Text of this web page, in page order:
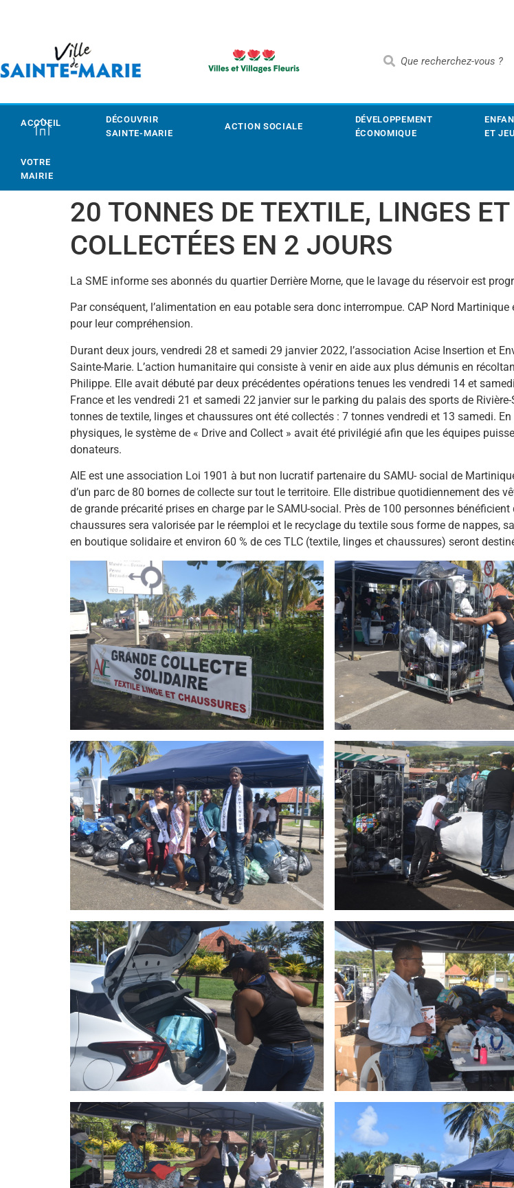
ACCUEIL
DÉCOUVRIR
SAINTE-MARIE
ACTION SOCIALE
DÉVELOPPEMENT
ÉCONOMIQUE
ET
VOTRE
MAIRIE
20 TONNES DE TEXTILE, LINGES
COLLECTÉES EN 2 JOURS
La SME informe ses abonnés du quartier Derrière Morne, que le lavage du réservoir est
Par conséquent, l’alimentation en eau potable sera donc interrompue. CAP Nord
pour leur compréhension.
Durant deux jours, vendredi 28 et samedi 29 janvier 2022, l’association Acise Insertion et
Sainte-Marie. L’action humanitaire qui consiste à venir en aide aux plus démunis en
Philippe. Elle avait débuté par deux précédentes opérations tenues les vendredi 14 et
France et les vendredi 21 et samedi 22 janvier sur le parking du palais des sports de
tonnes de textile, linges et chaussures ont été collectés : 7 tonnes vendredi et 13 samedi.
physiques, le système de « Drive and Collect » avait été privilégié afin que les équipes
donateurs.
AIE est une association Loi 1901 à but non lucratif partenaire du SAMU- social de
d’un parc de 80 bornes de collecte sur tout le territoire. Elle distribue quotidiennement des
de grande précarité prises en charge par le SAMU-social. Près de 100 personnes
chaussures sera valorisée par le réemploi et le recyclage du textile sous forme de nappes,
en boutique solidaire et environ 60 % de ces TLC (textile, linges et chaussures) seront